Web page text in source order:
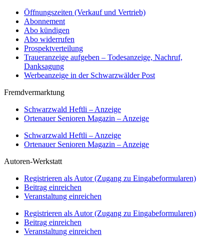
Öffnungszeiten (Verkauf und Vertrieb)
Abonnement
Abo kündigen
Abo widerrufen
Prospektverteilung
Traueranzeige aufgeben – Todesanzeige, Nachruf,
Danksagung
Werbeanzeige in der Schwarzwälder Post
Fremdvermarktung
Schwarzwald Heftli – Anzeige
Ortenauer Senioren Magazin – Anzeige
Schwarzwald Heftli – Anzeige
Ortenauer Senioren Magazin – Anzeige
Autoren-Werkstatt
Registrieren als Autor (Zugang zu Eingabeformularen)
Beitrag einreichen
Veranstaltung einreichen
Registrieren als Autor (Zugang zu Eingabeformularen)
Beitrag einreichen
Veranstaltung einreichen